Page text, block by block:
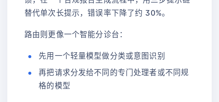
替代单次长提示，错误率下降了约 30%。
路由则更像一个智能分诊台：
先用一个轻量模型做分类或意图识别
再把请求分发给不同的专门处理者或不同规
格的模型